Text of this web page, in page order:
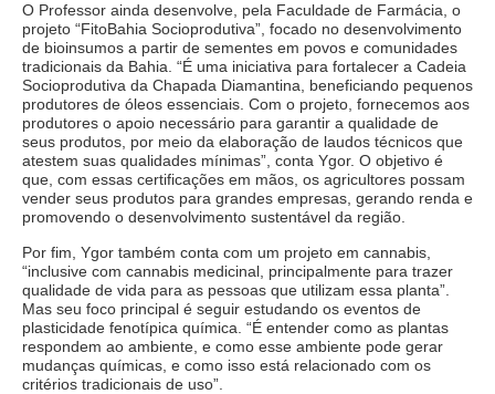
O Professor ainda desenvolve, pela Faculdade de Farmácia, o
projeto “FitoBahia Socioprodutiva”, focado no desenvolvimento
de bioinsumos a partir de sementes em povos e comunidades
tradicionais da Bahia. “É uma iniciativa para fortalecer a Cadeia
Socioprodutiva da Chapada Diamantina, beneficiando pequenos
produtores de óleos essenciais. Com o projeto, fornecemos aos
produtores o apoio necessário para garantir a qualidade de
seus produtos, por meio da elaboração de laudos técnicos que
atestem suas qualidades mínimas”, conta Ygor. O objetivo é
que, com essas certificações em mãos, os agricultores possam
vender seus produtos para grandes empresas, gerando renda e
promovendo o desenvolvimento sustentável da região.
Por fim, Ygor também conta com um projeto em cannabis,
“inclusive com cannabis medicinal, principalmente para trazer
qualidade de vida para as pessoas que utilizam essa planta”.
Mas seu foco principal é seguir estudando os eventos de
plasticidade fenotípica química. “É entender como as plantas
respondem ao ambiente, e como esse ambiente pode gerar
mudanças químicas, e como isso está relacionado com os
critérios tradicionais de uso”.